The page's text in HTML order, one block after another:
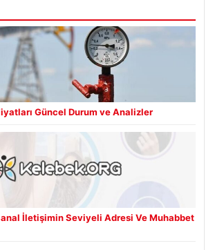
Güncel Durum ve Analizler
İletişimin Seviyeli Adresi Ve Muhabbet